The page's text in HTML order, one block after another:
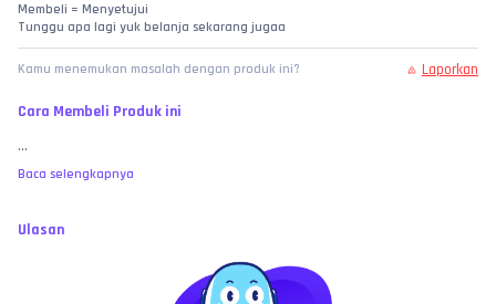
Membeli = Menyetujui
Tunggu apa lagi yuk belanja sekarang jugaa
Kamu menemukan masalah dengan produk ini? Laporkan
Cara Membeli Produk ini
...
Baca selengkapnya
Ulasan